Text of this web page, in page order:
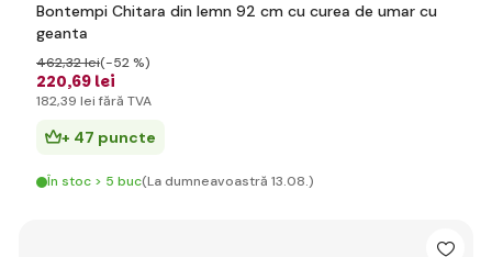
Bontempi Chitara din lemn 92 cm cu curea de umar cu
geanta
220,69 lei
462,32 lei(-52 %)
182,39 lei fără TVA
+ 47 puncte
În stoc > 5 buc(La dumneavoastră 13.08.)